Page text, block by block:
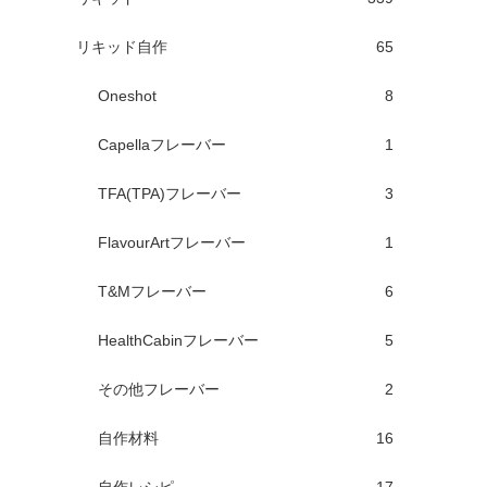
リキッド自作 65
Oneshot 8
Capellaフレーバー 1
TFA(TPA)フレーバー 3
FlavourArtフレーバー 1
T&Mフレーバー 6
HealthCabinフレーバー 5
その他フレーバー 2
自作材料 16